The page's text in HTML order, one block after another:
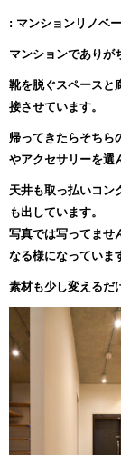
: マンションリノベ
マンションでありが
靴を脱ぐスペースと
接させています。
帰ってきたらそちら
やアクセサリーを選
天井も取っ払いコン
も出しています。
写真では写ってませ
なる様になっていま
素材も少し変えるだ